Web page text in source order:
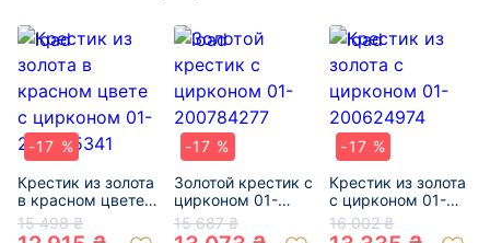
-17 %
Крестик из золота
в красном цвете с
цирконом 01-
200535341
15 498 ₴
-17 %
Золотой крестик с
цирконом 01-
200784277
15 687 ₴
-17 %
Крестик из золота
с цирконом 01-
200624974
16 002 ₴